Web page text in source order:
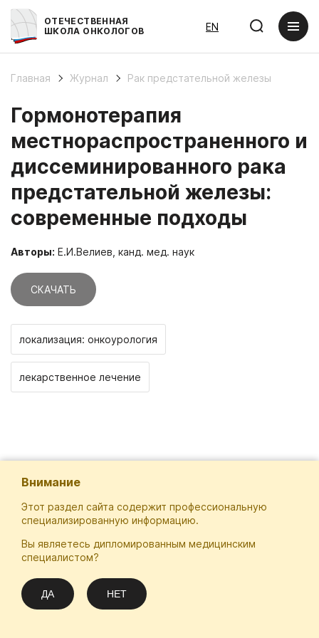
ОТЕЧЕСТВЕННАЯ
ШКОЛА ОНКОЛОГОВ
EN
Главная Журнал Рак предстательной железы
Гормонотерапия
местнораспространенного и
диссеминированного рака
предстательной железы:
современные подходы
Авторы: Е.И.Велиев, канд. мед. наук
СКАЧАТЬ
локализация: онкоурология
лекарственное лечение
Внимание
Этот раздел сайта содержит профессиональную
специализированную информацию.
Вы являетесь дипломированным медицинским
специалистом?
ДА НЕТ
Отечественная Школа Онкологов
Email
info@practical-oncology.ru